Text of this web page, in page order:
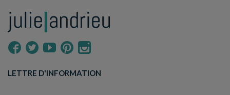
LETTRE D'INFORMATION